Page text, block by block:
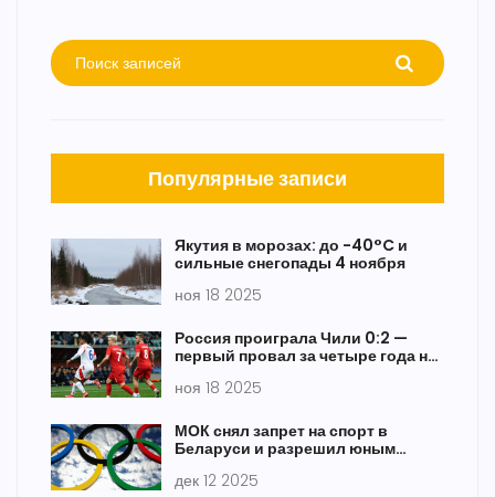
Популярные записи
Якутия в морозах: до -40°C и
сильные снегопады 4 ноября
ноя 18 2025
Россия проиграла Чили 0:2 —
первый провал за четыре года на
ноя 18 2025
МОК снял запрет на спорт в
Беларуси и разрешил юным
выступать под флагами
дек 12 2025